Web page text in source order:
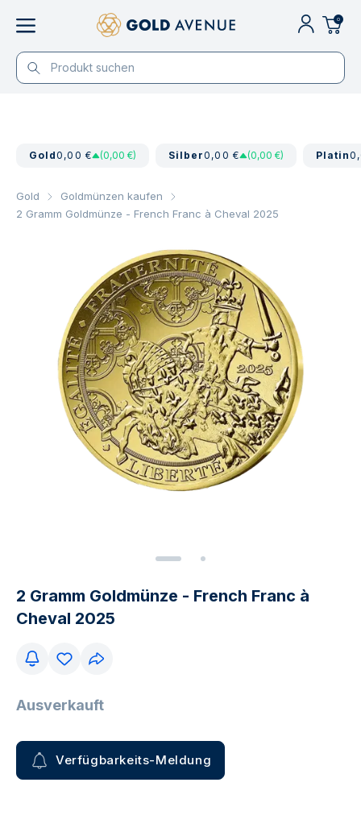
0
Gold0,00 € (0,00 €) Silber0,00 € (0,00 €) Platin
Gold
Goldmünzen kaufen
2 Gramm Goldmünze - French Franc à Cheval 2025
2 Gramm Goldmünze - French Franc à
Cheval 2025
Ausverkauft
Verfügbarkeits-Meldung